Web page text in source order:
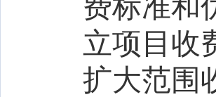
费标准和
立项目收
扩大范围